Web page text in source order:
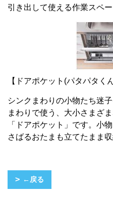
引き出して使える作業スペ
【ドアポケット(パタパタくん
シンクまわりの小物たち迷
まわりで使う、大小さまざ
「ドアポケット」です。小
さばるおたまも立てたまま収
←戻る